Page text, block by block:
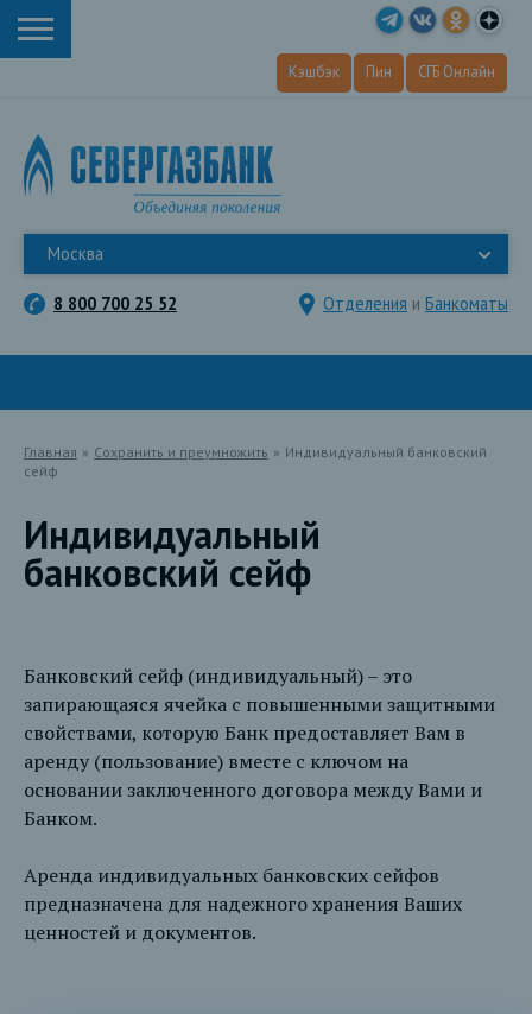
Кэшбэк Пин СГБ Онлайн
Москва
8 800 700 25 52 Отделения и Банкоматы
Главная » Сохранить и преумножить » Индивидуальный банковский
сейф
Индивидуальный
банковский сейф
Банковский сейф (индивидуальный) – это
запирающаяся ячейка с повышенными защитными
свойствами, которую Банк предоставляет Вам в
аренду (пользование) вместе с ключом на
основании заключенного договора между Вами и
Банком.
Аренда индивидуальных банковских сейфов
предназначена для надежного хранения Ваших
ценностей и документов.